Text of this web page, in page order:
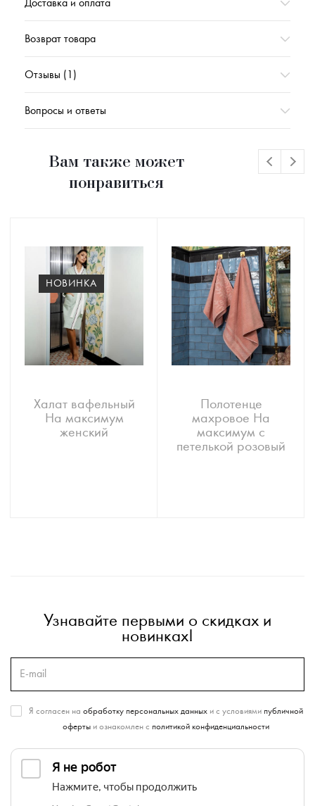
Возврат товара
Отзывы (1)
Вопросы и ответы
Вам также может
понравиться
НОВИНКА
Халат вафельный
На максимум
женский
Полотенце
махровое На
максимум с
петелькой розовый
Узнавайте первыми о скидках и
новинках!
Я согласен на обработку персональных данныхи с условиями публичной
офертыи ознакомлен с политикой конфиденциальности